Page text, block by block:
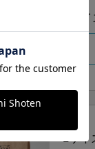
Sサ
Lサイ